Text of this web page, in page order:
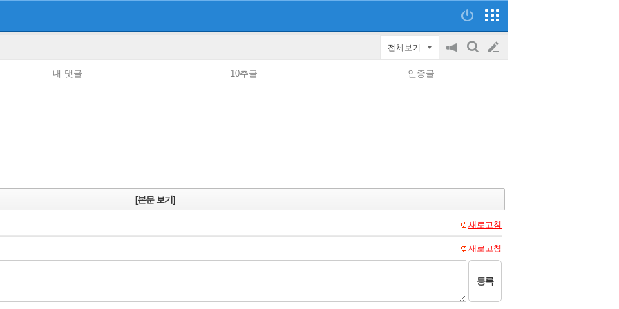
전체보기
공
on/off
검
글
쓰
내 댓글 10추글 인증글
[본문 보기]
새로고침
새로고침
등록